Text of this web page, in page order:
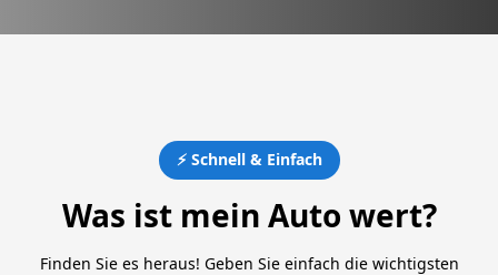
⚡ Schnell & Einfach
Was ist mein Auto wert?
Finden Sie es heraus! Geben Sie einfach die wichtigsten